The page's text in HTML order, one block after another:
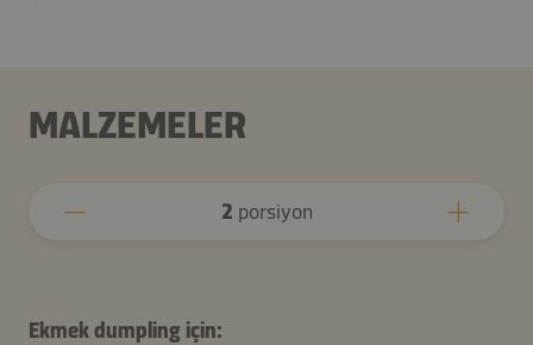
MALZEMELER
2 porsiyon
Ekmek dumpling için: